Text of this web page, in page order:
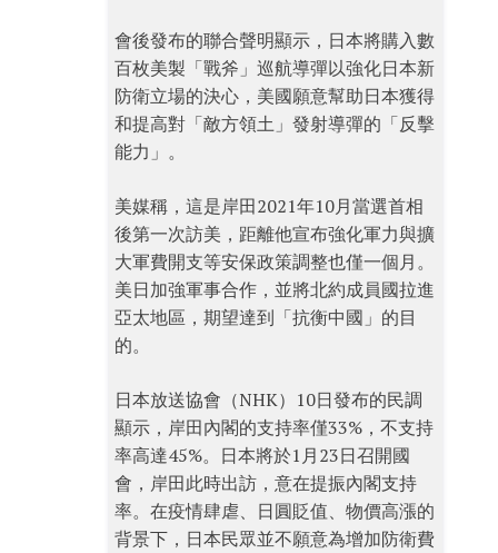
會後發布的聯合聲明顯示，日本將購入數
百枚美製「戰斧」巡航導彈以強化日本新
防衛立場的決心，美國願意幫助日本獲得
和提高對「敵方領土」發射導彈的「反擊
能力」。
美媒稱，這是岸田2021年10月當選首相
後第一次訪美，距離他宣布強化軍力與擴
大軍費開支等安保政策調整也僅一個月。
美日加強軍事合作，並將北約成員國拉進
亞太地區，期望達到「抗衡中國」的目
的。
日本放送協會（NHK）10日發布的民調
顯示，岸田內閣的支持率僅33%，不支持
率高達45%。日本將於1月23日召開國
會，岸田此時出訪，意在提振內閣支持
率。在疫情肆虐、日圓貶值、物價高漲的
背景下，日本民眾並不願意為增加防衛費